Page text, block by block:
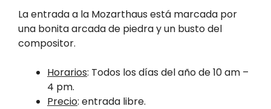
La entrada a la Mozarthaus está marcada por
una bonita arcada de piedra y un busto del
compositor.
Horarios: Todos los días del año de 10 am –
4 pm.
Precio: entrada libre.